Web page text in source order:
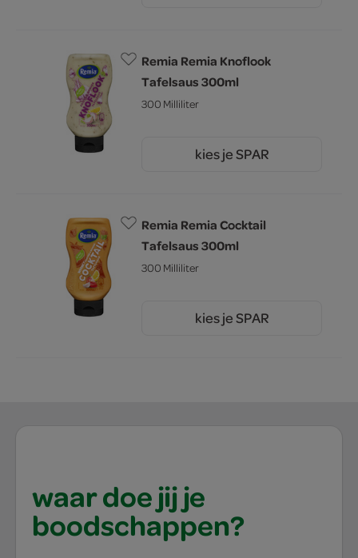
Remia Remia Knoflook
Tafelsaus 300ml
300 Milliliter
kies je SPAR
Remia Remia Cocktail
Tafelsaus 300ml
300 Milliliter
kies je SPAR
waar doe jij je
boodschappen?